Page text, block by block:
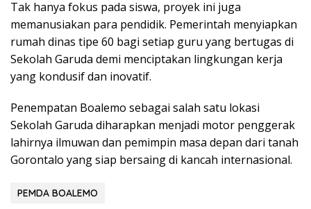
Tak hanya fokus pada siswa, proyek ini juga
memanusiakan para pendidik. Pemerintah menyiapkan
rumah dinas tipe 60 bagi setiap guru yang bertugas di
Sekolah Garuda demi menciptakan lingkungan kerja
yang kondusif dan inovatif.
Penempatan Boalemo sebagai salah satu lokasi
Sekolah Garuda diharapkan menjadi motor penggerak
lahirnya ilmuwan dan pemimpin masa depan dari tanah
Gorontalo yang siap bersaing di kancah internasional.
PEMDA BOALEMO